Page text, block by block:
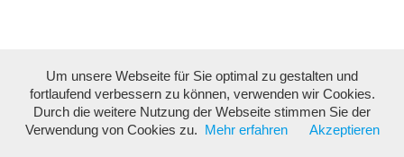
Um unsere Webseite für Sie optimal zu gestalten und
fortlaufend verbessern zu können, verwenden wir Cookies.
Durch die weitere Nutzung der Webseite stimmen Sie der
Verwendung von Cookies zu.
Mehr erfahren Akzeptieren